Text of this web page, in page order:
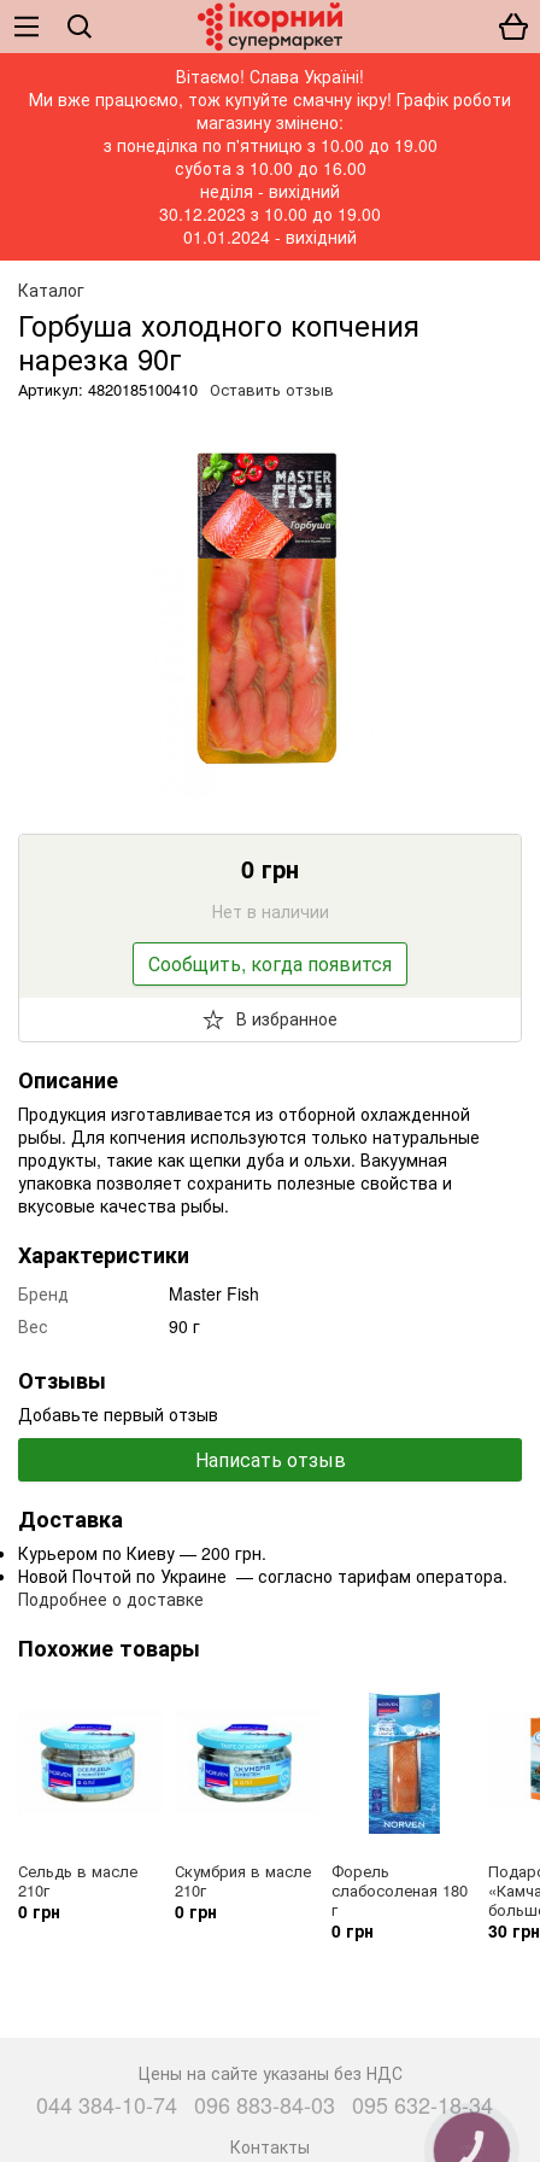
Вітаємо! Слава Україні!
Ми вже працюємо, тож купуйте смачну ікру! Графік роботи
магазину змінено:
з понеділка по п'ятницю з 10.00 до 19.00
субота з 10.00 до 16.00
неділя - вихідний
30.12.2023 з 10.00 до 19.00
01.01.2024 - вихідний
Каталог
Горбуша холодного копчения
нарезка 90г
Артикул: 4820185100410 Оставить отзыв
0 грн
Нет в наличии
Сообщить, когда появится
В избранное
Описание
Продукция изготавливается из отборной охлажденной
рыбы. Для копчения используются только натуральные
продукты, такие как щепки дуба и ольхи. Вакуумная
упаковка позволяет сохранить полезные свойства и
вкусовые качества рыбы.
Характеристики
Бренд
Master Fish
Вес
90 г
Отзывы
Добавьте первый отзыв
Написать отзыв
Доставка
Курьером по Киеву — 200 грн.
Новой Почтой по Украине — согласно тарифам оператора.
Подробнее о доставке
Похожие товары
Сельдь в масле
210г
0 грн
Скумбрия в масле
210г
0 грн
Форель
слабосоленая 180
г
0 грн 30 грн
Цены на сайте указаны без НДС
044 384-10-74 096 883-84-03 095 632-18-34
Контакты КНОПКА
СВЯЗИ